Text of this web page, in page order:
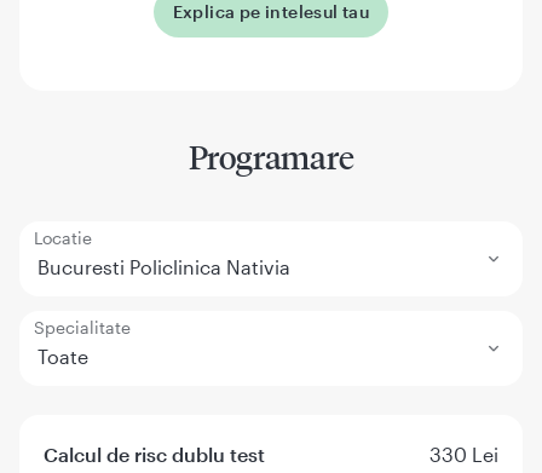
Explica pe intelesul tau
Programare
Locatie
Bucuresti Policlinica Nativia
Specialitate
Toate
Calcul de risc dublu test 330 Lei